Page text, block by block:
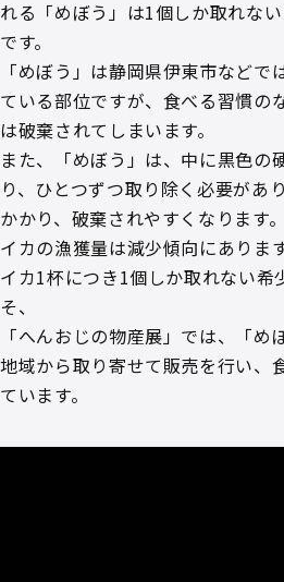
れる「めぼう」は1個しか取れな
です。
「めぼう」は静岡県伊東市など
ている部位ですが、食べる習慣の
は破棄されてしまいます。
また、「めぼう」は、中に黒色の
り、ひとつずつ取り除く必要があ
かかり、破棄されやすくなります。
イカの漁獲量は減少傾向にあります
イカ1杯につき1個しか取れない希
そ、
「へんおじの物産展」では、「め
地域から取り寄せて販売を行い、
ています。